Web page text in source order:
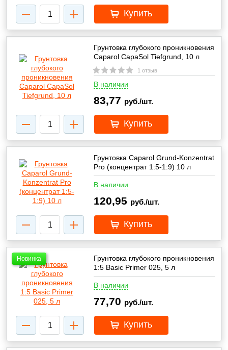
Купить
Грунтовка глубокого проникновения
Caparol CapaSol Tiefgrund, 10 л
1 отзыв
В наличии
83,77 руб./шт.
Купить
Грунтовка Caparol Grund-Konzentrat
Pro (концентрат 1:5-1:9) 10 л
В наличии
120,95 руб./шт.
Купить
Новинка
Грунтовка глубокого проникновения
1:5 Basic Primer 025, 5 л
В наличии
77,70 руб./шт.
Купить